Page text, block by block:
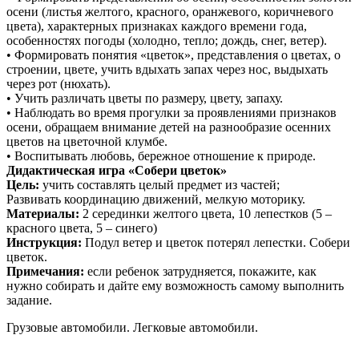
осени (листья желтого, красного, оранжевого, коричневого
цвета), характерных признаках каждого времени года,
особенностях погоды (холодно, тепло; дождь, снег, ветер).
• Формировать понятия «цветок», представления о цветах, о
строении, цвете, учить вдыхать запах через нос, выдыхать
через рот (нюхать).
• Учить различать цветы по размеру, цвету, запаху.
• Наблюдать во время прогулки за проявлениями признаков
осени, обращаем внимание детей на разнообразие осенних
цветов на цветочной клумбе.
• Воспитывать любовь, бережное отношение к природе.
Дидактическая игра «Собери цветок»
Цель: учить составлять целый предмет из частей;
Развивать координацию движений, мелкую моторику.
Материалы: 2 серединки желтого цвета, 10 лепестков (5 –
красного цвета, 5 – синего)
Инструкция: Подул ветер и цветок потерял лепестки. Собери
цветок.
Примечания: если ребенок затрудняется, покажите, как
нужно собирать и дайте ему возможность самому выполнить
задание.
Грузовые автомобили. Легковые автомобили.